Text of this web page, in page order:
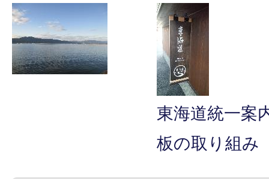
東海道統一案
板の取り組み